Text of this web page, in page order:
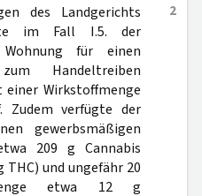
2
des Landgerichts
im Fall I.5. der
für einen
Handeltreiben
Wirkstoffmenge
verfügte der
gewerbsmäßigen
209 g Cannabis
und ungefähr 20
etwa 12 g